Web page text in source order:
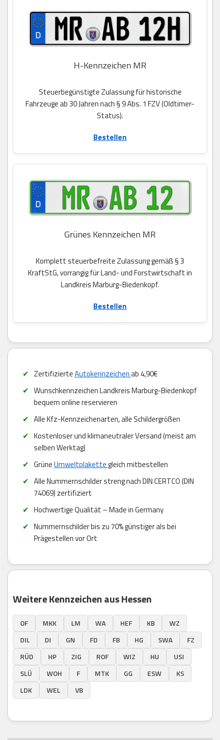
H-Kennzeichen MR
Steuerbegünstigte Zulassung für historische
Fahrzeuge ab 30 Jahren nach § 9 Abs. 1 FZV (Oldtimer-
Status).
Bestellen
Grünes Kennzeichen MR
Komplett steuerbefreite Zulassung gemäß § 3
KraftStG, vorrangig für Land- und Forstwirtschaft in
Landkreis Marburg-Biedenkopf.
Bestellen
ZertifizierteAutokennzeichenab 4,90€
Wunschkennzeichen Landkreis Marburg-Biedenkopf
bequem online reservieren
Alle Kfz-Kennzeichenarten, alle Schildergrößen
Kostenloser und klimaneutraler Versand (meist am
selben Werktag)
GrüneUmweltplakettegleich mitbestellen
Alle Nummernschilder streng nach DIN CERTCO (DIN
74069) zertifiziert
Hochwertige Qualität – Made in Germany
Nummernschilder bis zu 70% günstiger als bei
Prägestellen vor Ort
Weitere Kennzeichen aus Hessen
OF MKK LM WA HEF KB
WZ
DIL
DI GN FD FB HG SWA
FZ
RÜD
HP ZIG ROF WIZ HU
USI
SLÜ
WOH F MTK GG ESW
KS
LDK
WEL VB